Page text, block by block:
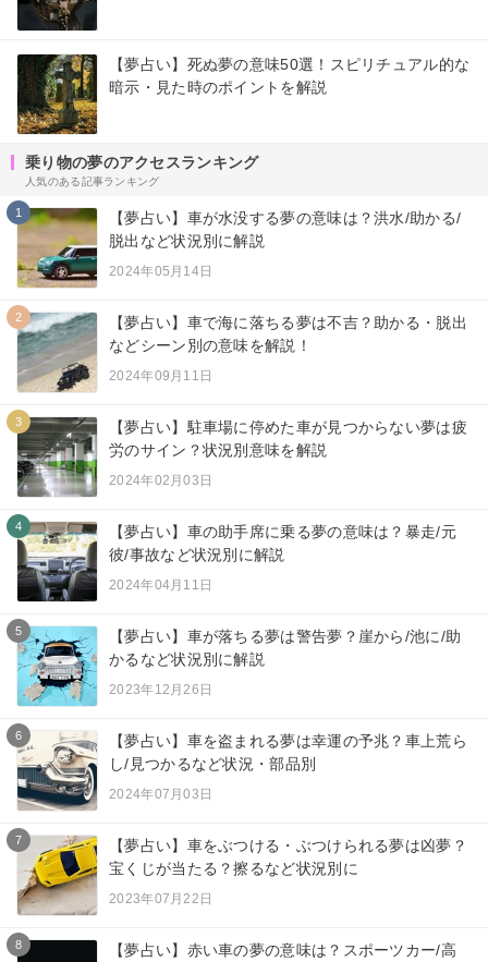
【夢占い】死ぬ夢の意味50選！スピリチュアル的な
暗示・見た時のポイントを解説
乗り物の夢のアクセスランキング
人気のある記事ランキング
1
【夢占い】車が水没する夢の意味は？洪水/助かる/
脱出など状況別に解説
2024年05月14日
2
【夢占い】車で海に落ちる夢は不吉？助かる・脱出
などシーン別の意味を解説！
2024年09月11日
3
【夢占い】駐車場に停めた車が見つからない夢は疲
労のサイン？状況別意味を解説
2024年02月03日
4
【夢占い】車の助手席に乗る夢の意味は？暴走/元
彼/事故など状況別に解説
2024年04月11日
5
【夢占い】車が落ちる夢は警告夢？崖から/池に/助
かるなど状況別に解説
2023年12月26日
6
【夢占い】車を盗まれる夢は幸運の予兆？車上荒ら
し/見つかるなど状況・部品別
2024年07月03日
7
【夢占い】車をぶつける・ぶつけられる夢は凶夢？
宝くじが当たる？擦るなど状況別に
2023年07月22日
8
【夢占い】赤い車の夢の意味は？スポーツカー/高